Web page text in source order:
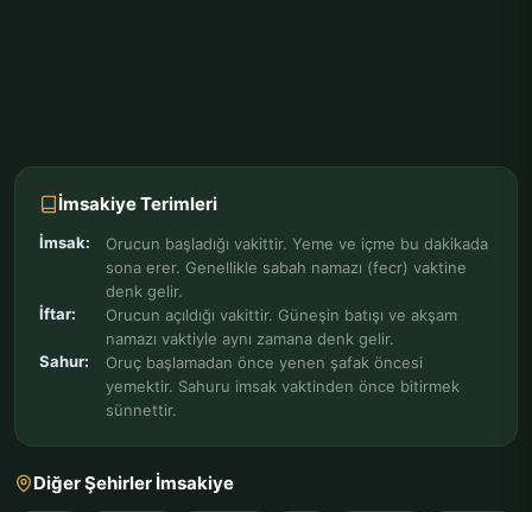
İmsakiye Terimleri
İmsak:
Orucun başladığı vakittir. Yeme ve içme bu dakikada
sona erer. Genellikle sabah namazı (fecr) vaktine
denk gelir.
İftar:
Orucun açıldığı vakittir. Güneşin batışı ve akşam
namazı vaktiyle aynı zamana denk gelir.
Sahur:
Oruç başlamadan önce yenen şafak öncesi
yemektir. Sahuru imsak vaktinden önce bitirmek
sünnettir.
Diğer Şehirler İmsakiye